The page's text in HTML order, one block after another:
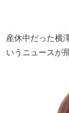
産休中だった横
いうニュースが